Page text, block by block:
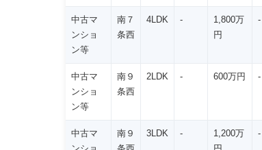
中古マ
ンショ
ン等
南７
条西
4LDK -
1,800万
円
-
中古マ
ンショ
ン等
南９
条西
2LDK - 600万円 -
中古マ
南９
3LDK -
1,200万
-